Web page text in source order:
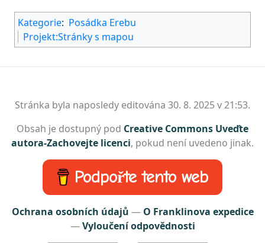
Kategorie: Posádka Erebu
Projekt:Stránky s mapou
Stránka byla naposledy editována 30. 8. 2025 v 21:53.
Obsah je dostupný pod Creative Commons Uveďte
autora-Zachovejte licenci, pokud není uvedeno jinak.
Podpořte tento web
Ochrana osobních údajů
O Franklinova expedice
Vyloučení odpovědnosti